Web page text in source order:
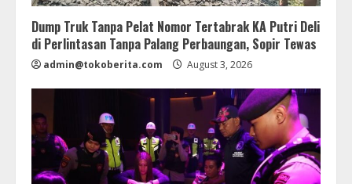
Dump Truk Tanpa Pelat Nomor Tertabrak KA Putri Deli
di Perlintasan Tanpa Palang Perbaungan, Sopir Tewas
admin@tokoberita.com August 3, 2026